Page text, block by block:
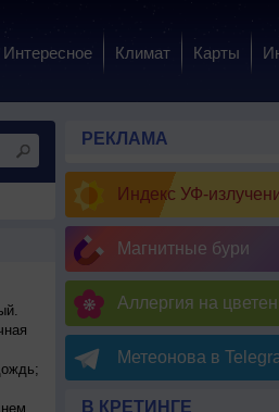
Интересное Климат Карты
РЕКЛАМА
Индекс УФ-
Магнитные бури
Аллергия на
Метеонова в
В КРЕТИНГЕ